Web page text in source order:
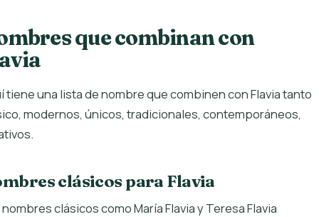
que combinan con
tiene una lista de nombre que combinen con Flavia tanto
modernos, únicos, tradicionales, contemporáneos,
clásicos para Flavia
clásicos como María Flavia y Teresa Flavia